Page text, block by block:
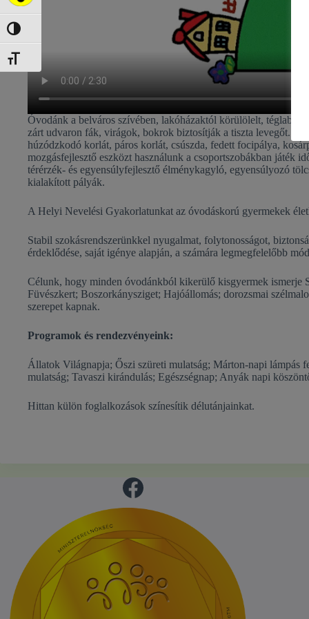
Nagy kontraszt váltása
Betűméret váltása
Óvodánk a belváros szívében, lakóházaktól körülölelt,
zárt udvaron fák, virágok, bokrok biztosítják a tiszta levegőt.
húzódzkodó korlát, páros korlát, csúszda, fedett focipálya,
mozgásfejlesztő eszközt használunk a csoportszobákban játék
térérzék- és egyensúlyfejlesztő élménykagyló, egyensúlyozó
kialakított pályák.
A Helyi Nevelési Gyakorlatunkat az óvodáskorú gyermekek
Stabil szokásrendszerünkkel nyugalmat, folytonosságot,
érdeklődése, saját igénye alapján, a számára legmegfelelőbb
Célunk, hogy minden óvodánkból kikerülő kisgyermek ismerje
Füvészkert; Boszorkánysziget; Hajóállomás; dorozsmai
szerepet kapnak.
Programok és rendezvényeink:
Állatok Világnapja; Őszi szüreti mulatság; Márton-napi lámpás
mulatság; Tavaszi kirándulás; Egészségnap; Anyák napi
Hittan külön foglalkozások színesítik délutánjainkat.